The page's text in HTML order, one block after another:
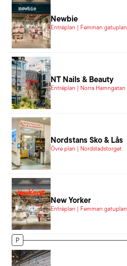
Newbie
Entréplan | Femman gatuplan
NT Nails & Beauty
Entréplan | Norra Hamngatan
Nordstans Sko & Lås
Övre plan | Nordstadstorget
New Yorker
Entréplan | Femman gatuplan
P